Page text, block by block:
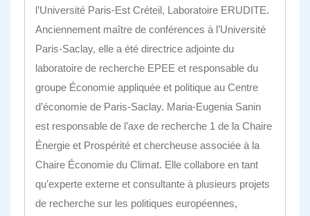
l’Université Paris-Est Créteil, Laboratoire ERUDITE.
Anciennement maître de conférences à l’Université
Paris-Saclay, elle a été directrice adjointe du
laboratoire de recherche EPEE et responsable du
groupe Économie appliquée et politique au Centre
d’économie de Paris-Saclay. Maria-Eugenia Sanin
est responsable de l’axe de recherche 1 de la Chaire
Énergie et Prospérité et chercheuse associée à la
Chaire Économie du Climat. Elle collabore en tant
qu’experte externe et consultante à plusieurs projets
de recherche sur les politiques européennes,